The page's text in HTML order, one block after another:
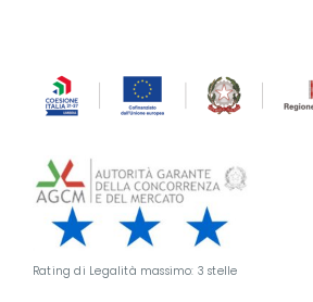
Rating di Legalità massimo: 3 stelle